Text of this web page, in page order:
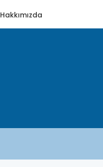
Hakkımızda